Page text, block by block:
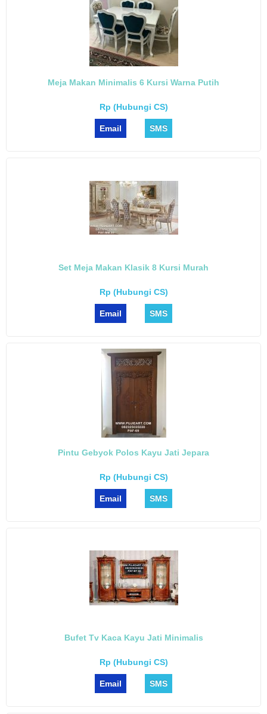
Meja Makan Minimalis 6 Kursi Warna Putih
Rp (Hubungi CS)
Email SMS
Set Meja Makan Klasik 8 Kursi Murah
Rp (Hubungi CS)
Email SMS
Pintu Gebyok Polos Kayu Jati Jepara
Rp (Hubungi CS)
Email SMS
Bufet Tv Kaca Kayu Jati Minimalis
Rp (Hubungi CS)
Email SMS